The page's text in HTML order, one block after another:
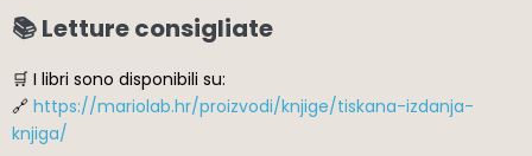
📚 Letture consigliate
🛒 I libri sono disponibili su:
🔗 https://mariolab.hr/proizvodi/knjige/tiskana-izdanja-
knjiga/